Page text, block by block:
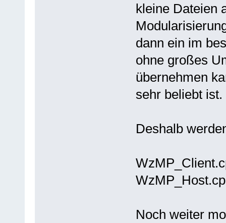
kleine Dateien
dann ein im
ohne großes
übernehmen
sehr beliebt ist.
Deshalb
Noch weiter